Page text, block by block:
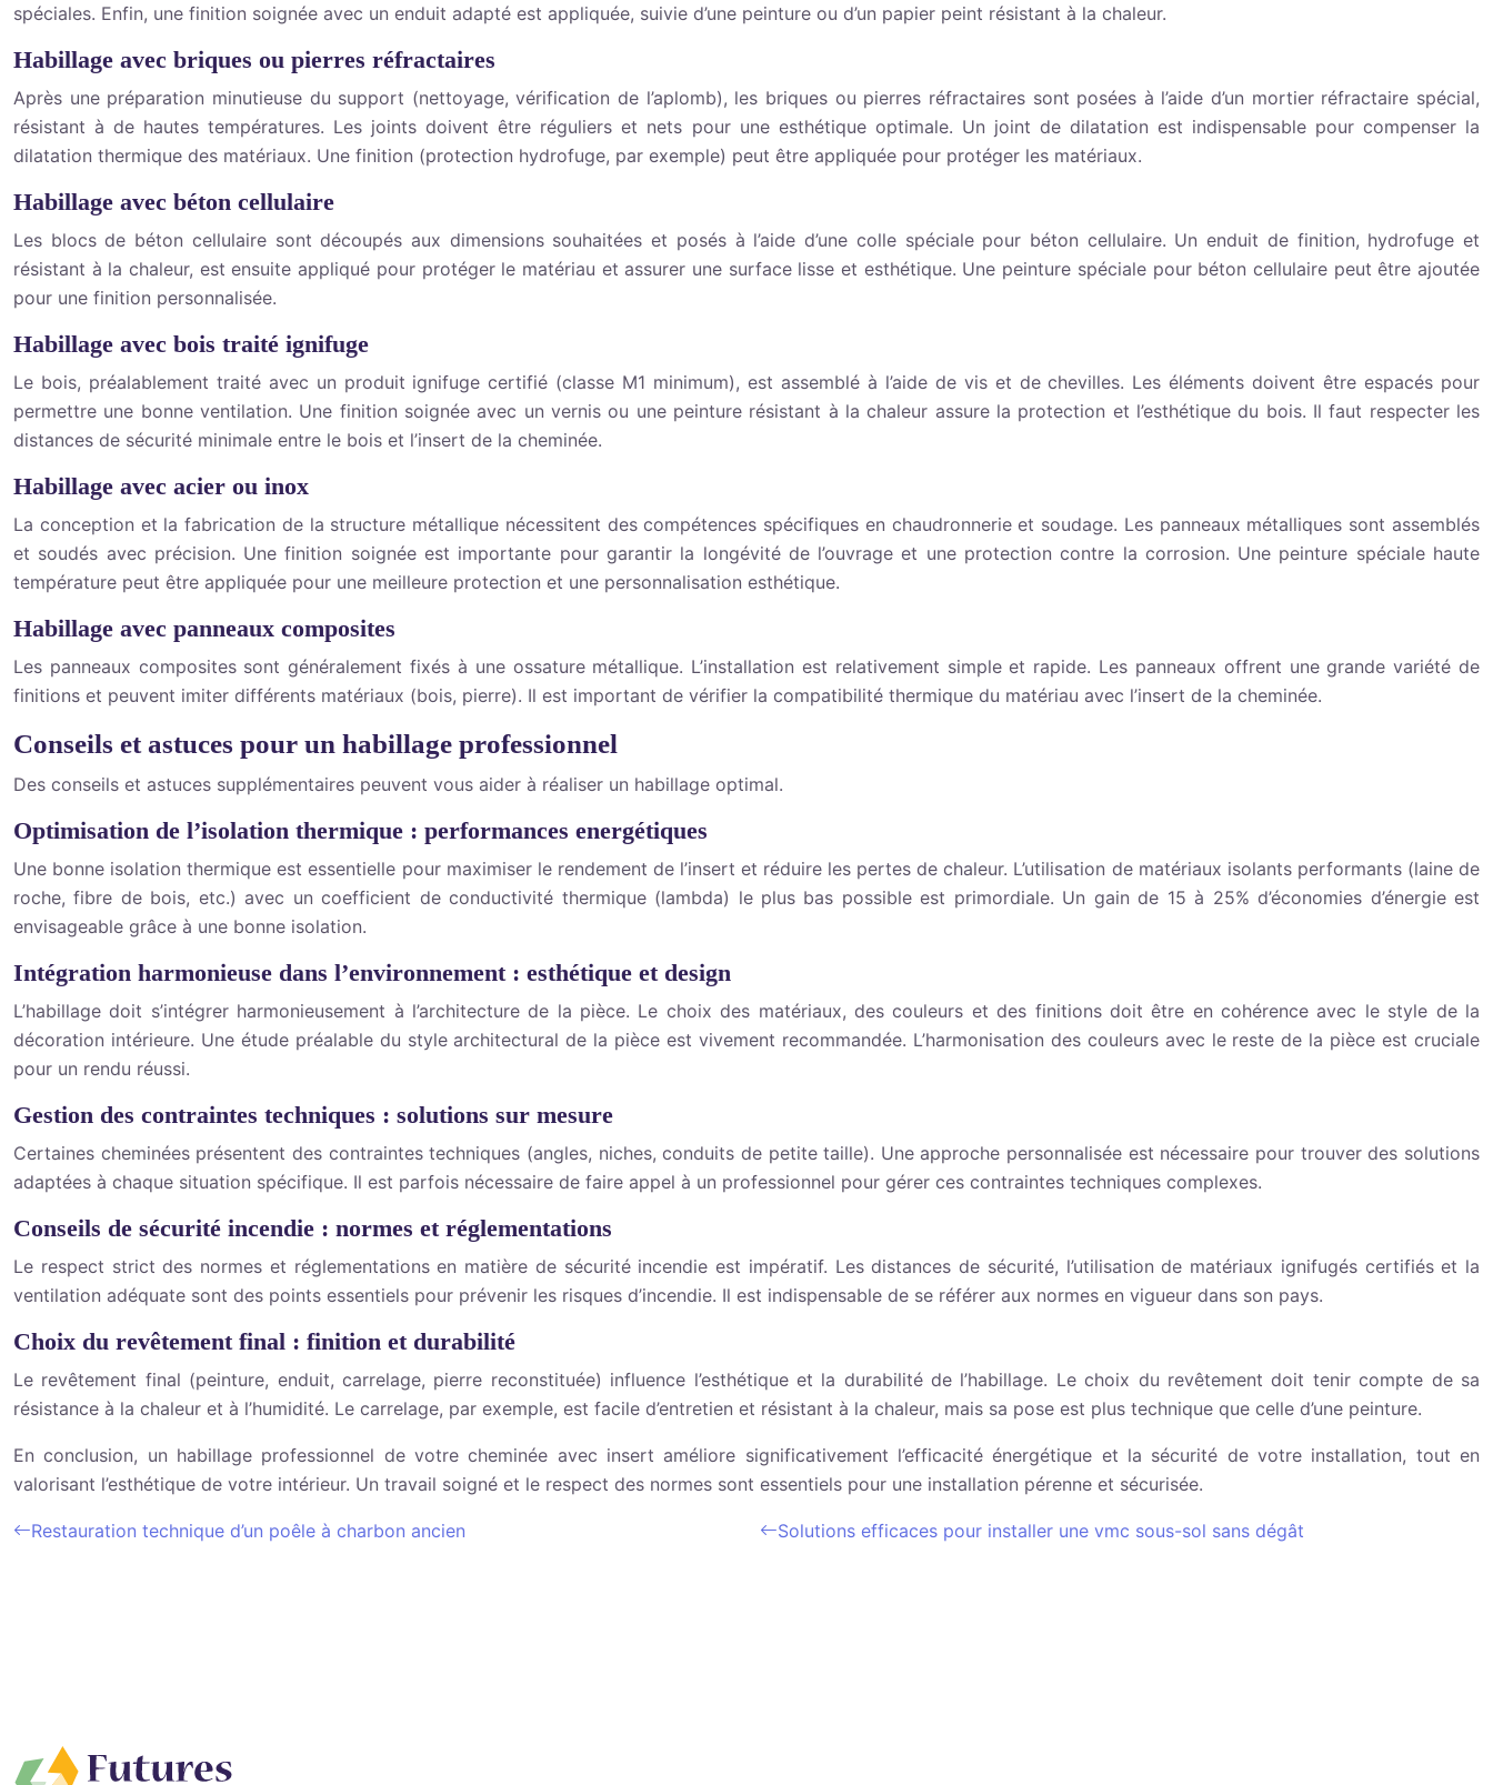
spéciales. Enfin, une finition soignée avec un enduit adapté est appliquée, suivie d’une peinture ou d’un papier peint résistant à la chaleur.
Habillage avec briques ou pierres réfractaires
Après une préparation minutieuse du support (nettoyage, vérification de l’aplomb), les briques ou pierres réfractaires sont posées à l’aide d’un mortier réfractaire spécial,
résistant à de hautes températures. Les joints doivent être réguliers et nets pour une esthétique optimale. Un joint de dilatation est indispensable pour compenser la
dilatation thermique des matériaux. Une finition (protection hydrofuge, par exemple) peut être appliquée pour protéger les matériaux.
Habillage avec béton cellulaire
Les blocs de béton cellulaire sont découpés aux dimensions souhaitées et posés à l’aide d’une colle spéciale pour béton cellulaire. Un enduit de finition, hydrofuge et
résistant à la chaleur, est ensuite appliqué pour protéger le matériau et assurer une surface lisse et esthétique. Une peinture spéciale pour béton cellulaire peut être ajoutée
pour une finition personnalisée.
Habillage avec bois traité ignifuge
Le bois, préalablement traité avec un produit ignifuge certifié (classe M1 minimum), est assemblé à l’aide de vis et de chevilles. Les éléments doivent être espacés pour
permettre une bonne ventilation. Une finition soignée avec un vernis ou une peinture résistant à la chaleur assure la protection et l’esthétique du bois. Il faut respecter les
distances de sécurité minimale entre le bois et l’insert de la cheminée.
Habillage avec acier ou inox
La conception et la fabrication de la structure métallique nécessitent des compétences spécifiques en chaudronnerie et soudage. Les panneaux métalliques sont assemblés
et soudés avec précision. Une finition soignée est importante pour garantir la longévité de l’ouvrage et une protection contre la corrosion. Une peinture spéciale haute
température peut être appliquée pour une meilleure protection et une personnalisation esthétique.
Habillage avec panneaux composites
Les panneaux composites sont généralement fixés à une ossature métallique. L’installation est relativement simple et rapide. Les panneaux offrent une grande variété de
finitions et peuvent imiter différents matériaux (bois, pierre). Il est important de vérifier la compatibilité thermique du matériau avec l’insert de la cheminée.
Conseils et astuces pour un habillage professionnel
Des conseils et astuces supplémentaires peuvent vous aider à réaliser un habillage optimal.
Optimisation de l’isolation thermique : performances energétiques
Une bonne isolation thermique est essentielle pour maximiser le rendement de l’insert et réduire les pertes de chaleur. L’utilisation de matériaux isolants performants (laine de
roche, fibre de bois, etc.) avec un coefficient de conductivité thermique (lambda) le plus bas possible est primordiale. Un gain de 15 à 25% d’économies d’énergie est
envisageable grâce à une bonne isolation.
Intégration harmonieuse dans l’environnement : esthétique et design
L’habillage doit s’intégrer harmonieusement à l’architecture de la pièce. Le choix des matériaux, des couleurs et des finitions doit être en cohérence avec le style de la
décoration intérieure. Une étude préalable du style architectural de la pièce est vivement recommandée. L’harmonisation des couleurs avec le reste de la pièce est cruciale
pour un rendu réussi.
Gestion des contraintes techniques : solutions sur mesure
Certaines cheminées présentent des contraintes techniques (angles, niches, conduits de petite taille). Une approche personnalisée est nécessaire pour trouver des solutions
adaptées à chaque situation spécifique. Il est parfois nécessaire de faire appel à un professionnel pour gérer ces contraintes techniques complexes.
Conseils de sécurité incendie : normes et réglementations
Le respect strict des normes et réglementations en matière de sécurité incendie est impératif. Les distances de sécurité, l’utilisation de matériaux ignifugés certifiés et la
ventilation adéquate sont des points essentiels pour prévenir les risques d’incendie. Il est indispensable de se référer aux normes en vigueur dans son pays.
Choix du revêtement final : finition et durabilité
Le revêtement final (peinture, enduit, carrelage, pierre reconstituée) influence l’esthétique et la durabilité de l’habillage. Le choix du revêtement doit tenir compte de sa
résistance à la chaleur et à l’humidité. Le carrelage, par exemple, est facile d’entretien et résistant à la chaleur, mais sa pose est plus technique que celle d’une peinture.
En conclusion, un habillage professionnel de votre cheminée avec insert améliore significativement l’efficacité énergétique et la sécurité de votre installation, tout en
valorisant l’esthétique de votre intérieur. Un travail soigné et le respect des normes sont essentiels pour une installation pérenne et sécurisée.
Restauration technique d’un poêle à charbon ancien Solutions efficaces pour installer une vmc sous-sol sans dégât